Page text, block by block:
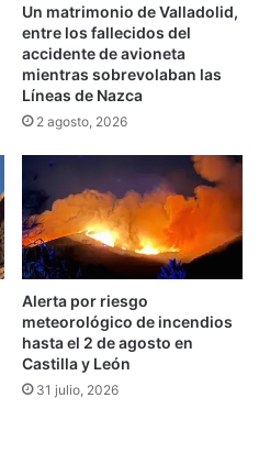
Un matrimonio de Valladolid,
entre los fallecidos del
accidente de avioneta
mientras sobrevolaban las
Líneas de Nazca
2 agosto, 2026
Alerta por riesgo
meteorológico de incendios
hasta el 2 de agosto en
Castilla y León
31 julio, 2026